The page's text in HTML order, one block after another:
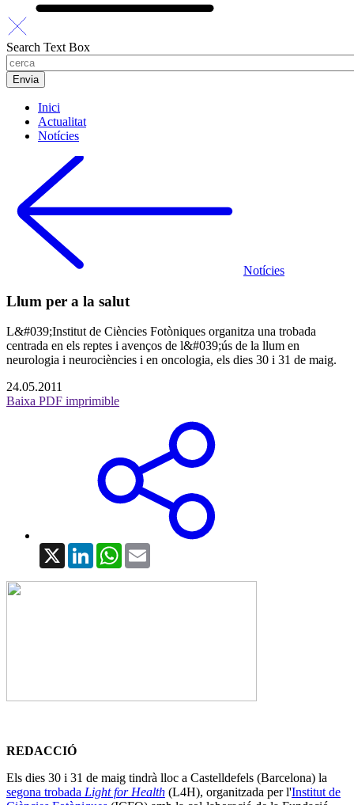
Search Text Box
Inici
Actualitat
Notícies
Notícies
Llum per a la salut
L&#039;Institut de Ciències Fotòniques organitza una trobada
centrada en els reptes i avenços de l&#039;ús de la llum en
neurologia i neurociències i en oncologia, els dies 30 i 31 de maig.
24.05.2011
Baixa PDF imprimible
X LinkedInWhatsApp
REDACCIÓ
Els dies 30 i 31 de maig tindrà lloc a Castelldefels (Barcelona) la
segona trobada Light for Health (L4H), organitzada per l'Institut de